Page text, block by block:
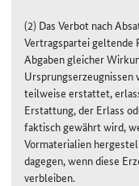
(2) Das Verbot nach
Vertragspartei geltende
Abgaben gleicher
teilweise erstattet,
Erstattung, der Erlass
faktisch gewährt wird,
Vormaterialien
dagegen, wenn diese
verbleiben.